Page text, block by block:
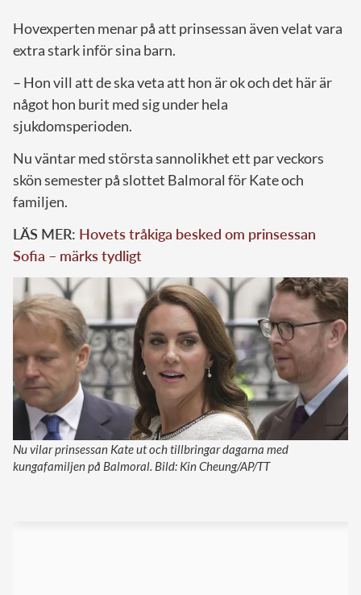
Hovexperten menar på att prinsessan även velat vara
extra stark inför sina barn.
– Hon vill att de ska veta att hon är ok och det här är
något hon burit med sig under hela
sjukdomsperioden.
Nu väntar med största sannolikhet ett par veckors
skön semester på slottet Balmoral för Kate och
familjen.
LÄS MER: Hovets tråkiga besked om prinsessan
Sofia – märks tydligt
Nu vilar prinsessan Kate ut och tillbringar dagarna med
kungafamiljen på Balmoral. Bild: Kin Cheung/AP/TT